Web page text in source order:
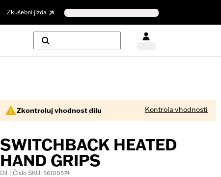
Zkušební jízda
Zkontroluj vhodnost dílu Kontrola vhodnosti
SWITCHBACK HEATED
HAND GRIPS
Díl | Číslo SKU: 56100574